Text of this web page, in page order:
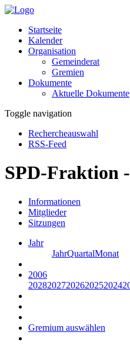
Startseite
Kalender
Organisation
Gemeinderat
Gremien
Dokumente
Aktuelle Dokumente
Toggle navigation
Rechercheauswahl
RSS-Feed
SPD-Fraktion
Informationen
Mitglieder
Sitzungen
Jahr
JahrQuartalMonat
2006
20282027202620252024
Gremium auswählen